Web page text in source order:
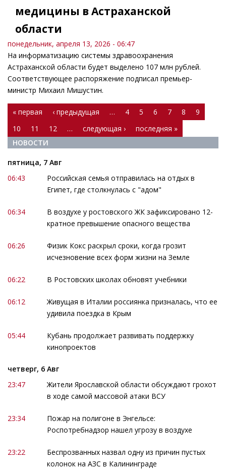
медицины в Астраханской
области
понедельник, апреля 13, 2026 - 06:47
На информатизацию системы здравоохранения
Астраханской области будет выделено 107 млн рублей.
Соответствующее распоряжение подписал премьер-
министр Михаил Мишустин.
Страницы
« первая ‹ предыдущая … 4 5 6 7 8
9
10
11 12 … следующая ›
последняя »
НОВОСТИ
пятница, 7 Авг
06:43
Российская семья отправилась на отдых в
Египет, где столкнулась с "адом"
06:34
В воздухе у ростовского ЖК зафиксировано 12-
кратное превышение опасного вещества
06:26
Физик Кокс раскрыл сроки, когда грозит
исчезновение всех форм жизни на Земле
06:22 В Ростовских школах обновят учебники
06:12
Живущая в Италии россиянка призналась, что ее
удивила поездка в Крым
05:44
Кубань продолжает развивать поддержку
кинопроектов
четверг, 6 Авг
23:47
Жители Ярославской области обсуждают грохот
в ходе самой массовой атаки ВСУ
23:34
Пожар на полигоне в Энгельсе:
Роспотребнадзор нашел угрозу в воздухе
23:22
Беспрозванных назвал одну из причин пустых
колонок на АЗС в Калининграде